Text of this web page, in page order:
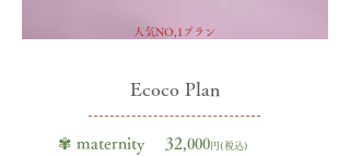
✾ maternity 32,000 円(税込)
Ecoco Plan
人気NO,1プラン